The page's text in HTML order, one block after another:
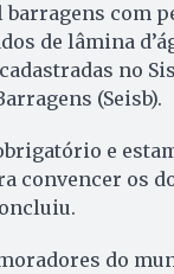
barragens com
de lâmina
no
(Seisb).
e
convencer os
do